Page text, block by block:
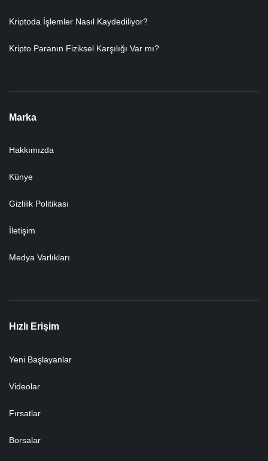
Kriptoda İşlemler Nasıl Kaydediliyor?
Kripto Paranın Fiziksel Karşılığı Var mı?
Marka
Hakkımızda
Künye
Gizlilik Politikası
İletişim
Medya Varlıkları
Hızlı Erişim
Yeni Başlayanlar
Videolar
Fırsatlar
Borsalar